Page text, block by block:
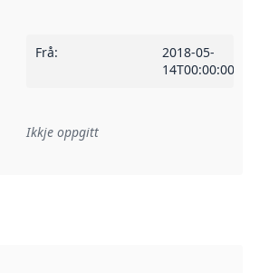
Frå:
2018-05-
14T00:00:00Z
Referanse til ei implementeringsregel eller
Ikkje oppgitt